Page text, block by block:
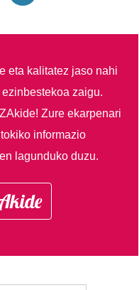
eta kalitatez jaso nahi
zaigu.
Zure ekarpenari
informazio
lagunduko duzu.